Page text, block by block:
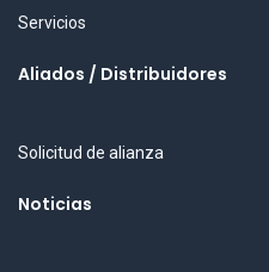
Servicios
Aliados / Distribuidores
Solicitud de alianza
Noticias